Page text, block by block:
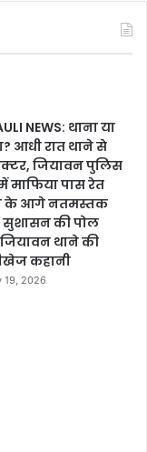
NEWS: थाना या
आधी रात थाने से
जियावन पुलिस
माफिया पास रेत
के आगे नतमस्तक
सुशासन की पोल
थाने की
कहानी
19, 2026